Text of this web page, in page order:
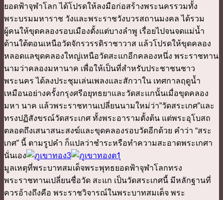
ยอดฟ้าจุฬาโลก ได้โปรดให้ลงมือก่อสร้างพระนครรวมทั้ง
พระบรมมหาราช วังและพระราชวังบวรสถานมงคล ได้รวม
ผู้คนให้ขุดคลองรอบเมืองตั้งแต่บางลำพู เรื่อยไปจนจดแม่น้ำ
ด้านใต้ตอนเหนือวัดจักรวรรดิราชาวาส แล้วโปรดให้ขุดคลอง
หลอดแลขุดคลองใหญ่เหนือวัดสะแกอีกคลองหนึ่ง พระราชทาน
นามว่าคลองมหานาค เพื่อให้เป็นที่สำหรับประชาชนชาว
พระนคร ได้ลงประชุมเล่นเพลงและสักวาใน เทศกาลฤดูน้ำ
เหมือนอย่างครั้งกรุงศรีอยุทธยาและวัดสะแกนั้นเมื่อขุดคลอง
มหา นาค แล้วพระราชทานเปลี่ยนนามใหม่ว่า”วัดสระเกศ”และ
ทรงปฏิสังขรณ์วัดสระเกศ ทั้งพระอารามตั้งต้น แต่พระอุโบสถ
ตลอดถึงเสนาสนะสงฆ์และขุดคลองรอบวัดอีกด้วย คำว่า “สระ
เกศ” นี้ ตามรูปคำ ก็แปลว่าชำระหรือทำความสะอาดพระเกศา
นั่นเอง
มูลเหตุที่พระบาทสมเด็จพระพุทธยอดฟ้าจุฬาโลกทรง
พระราชทานเปลี่ยนชื่อวัด สะแก เป็นวัดสระเกศนี้ มีหลักฐานที่
ควรอ้างถึงคือ พระราชวิจารณ์ในพระบาทสมเด็จ พระ